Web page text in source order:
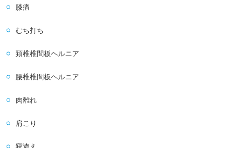
膝痛
むち打ち
頚椎椎間板ヘルニア
腰椎椎間板ヘルニア
肉離れ
肩こり